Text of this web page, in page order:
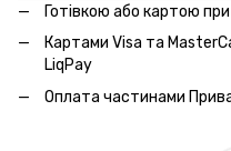
Готівкою або картою
Картами Visa та
LiqPay
Оплата частинами